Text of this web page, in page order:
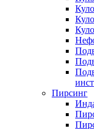
Пирсинг